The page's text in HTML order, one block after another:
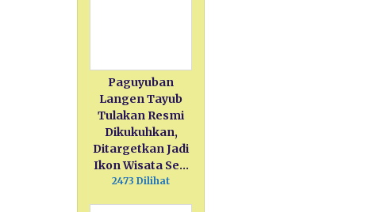
Paguyuban
Langen Tayub
Tulakan Resmi
Dikukuhkan,
Ditargetkan Jadi
Ikon Wisata Se…
2473 Dilihat